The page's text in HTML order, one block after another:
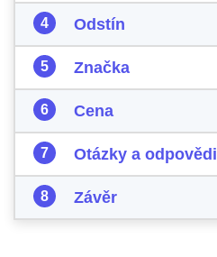
Odstín
Značka
Cena
Otázky a odpovědi
Závěr